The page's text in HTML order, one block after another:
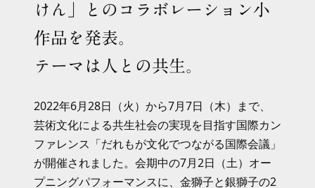
けん」とのコラボレーション小
作品を発表。
テーマは人との共生。
2022年6月28日（火）から7月7日（木）まで、
芸術文化による共生社会の実現を目指す国際カン
ファレンス「だれもが文化でつながる国際会議」
が開催されました。会期中の7月2日（土）オー
プニングパフォーマンスに、金獅子と銀獅子の2